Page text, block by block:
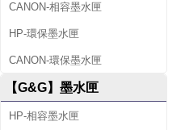
CANON-相容墨水匣
HP-環保墨水匣
CANON-環保墨水匣
【G&G】墨水匣
HP-相容墨水匣